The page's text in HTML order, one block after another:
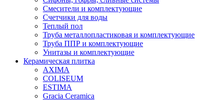
Смесители и комплектующие
Счетчики для воды
Теплый пол
Труба металлопластиковая и комплектующие
Труба ППР и комплектующие
Унитазы и комплектующие
Керамическая плитка
AXIMA
COLISEUM
ESTIMA
Gracia Ceramica